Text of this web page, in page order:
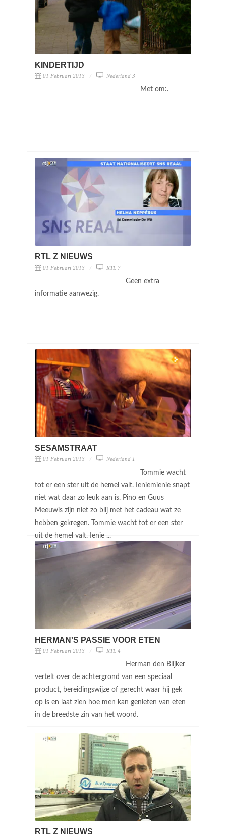
KINDERTIJD
01 Februari 2013 Nederland 3
Met om:.
RTL Z NIEUWS
01 Februari 2013 RTL 7
Geen extra
informatie aanwezig.
SESAMSTRAAT
01 Februari 2013 Nederland 1
Tommie wacht
tot er een ster uit de hemel valt. Ieniemienie snapt
niet wat daar zo leuk aan is. Pino en Guus
Meeuwis zijn niet zo blij met het cadeau wat ze
hebben gekregen. Tommie wacht tot er een ster
uit de hemel valt. Ienie ...
HERMAN'S PASSIE VOOR ETEN
01 Februari 2013 RTL 4
Herman den Blijker
vertelt over de achtergrond van een speciaal
product, bereidingswijze of gerecht waar hij gek
op is en laat zien hoe men kan genieten van eten
in de breedste zin van het woord.
RTL Z NIEUWS